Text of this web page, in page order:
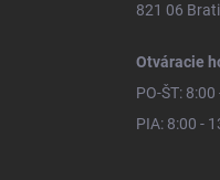
821 06
Otváracie
PO-ŠT: 8:00
PIA: 8:00 -